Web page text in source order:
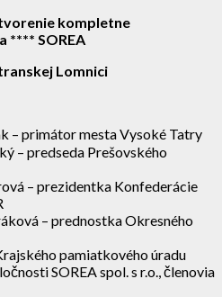
kompletne
**** SOREA
Lomnici
mesta Vysoké Tatry
Prešovského
prezidentka Konfederácie
– prednostka Okresného
pamiatkového úradu
SOREA spol. s r.o., členovia